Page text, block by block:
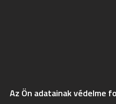
Az Ön adatainak védelme